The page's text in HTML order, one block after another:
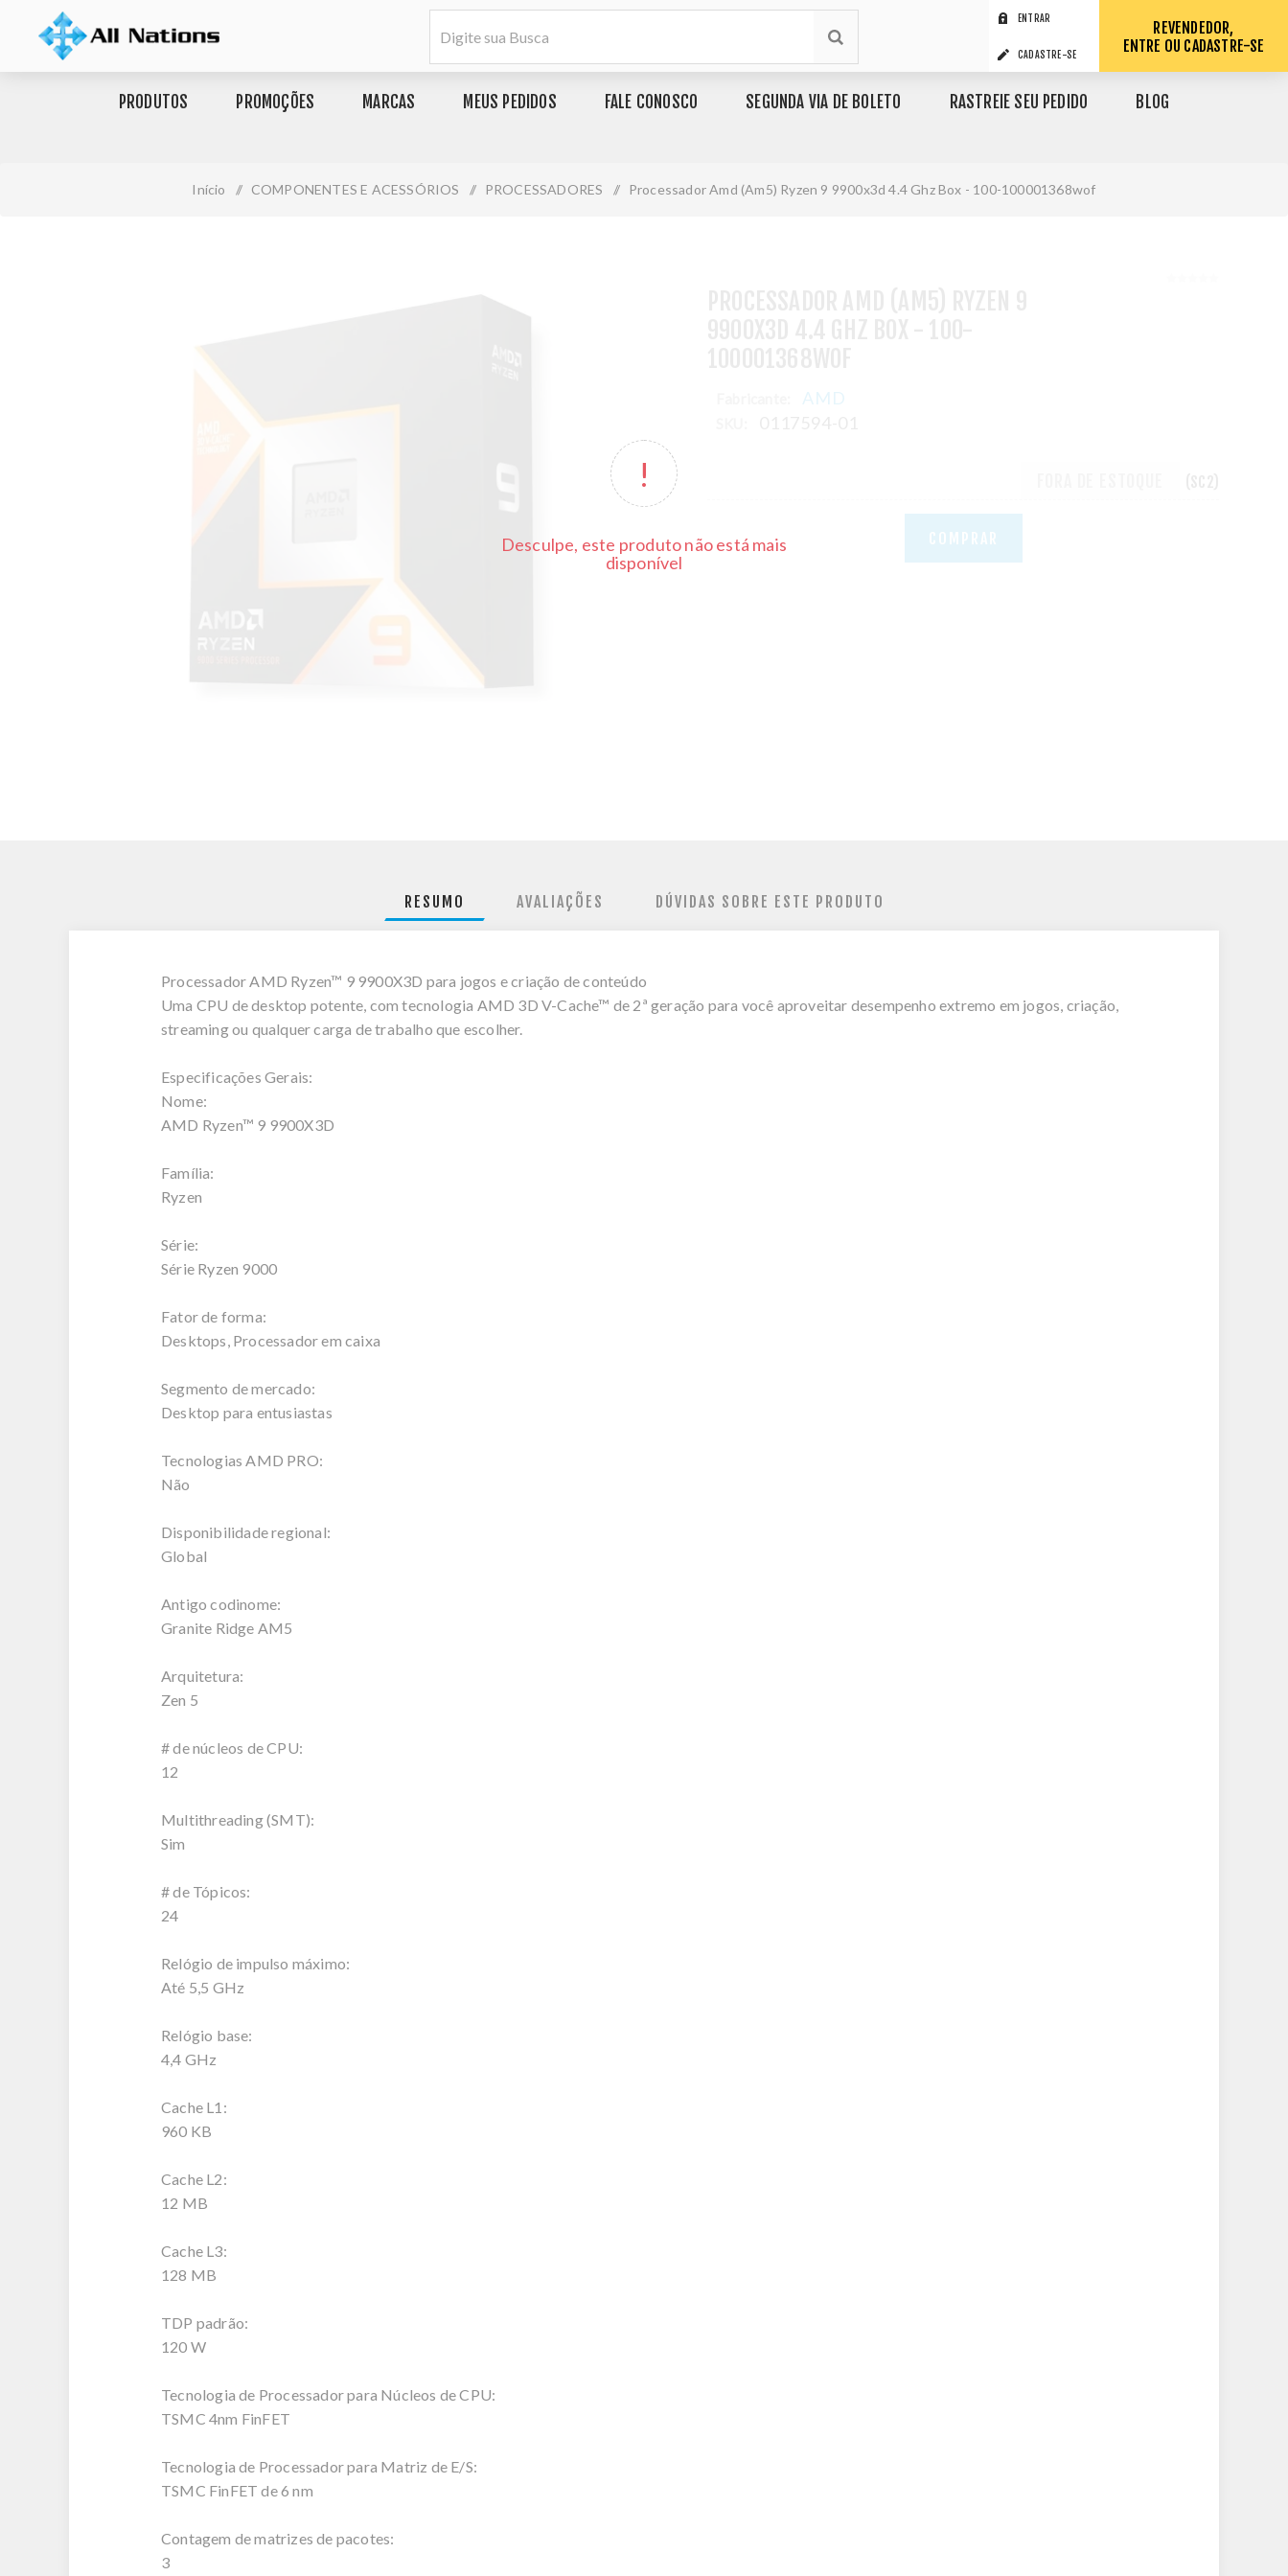
ENTRAR
CADASTRE-SE
REVENDEDOR,
ENTRE OU CADASTRE-SE
PRODUTOS PROMOÇÕES MARCAS MEUS PEDIDOS FALE CONOSCO SEGUNDA VIA DE BOLETO RASTREIE SEU PEDIDO BLOG
Início / COMPONENTES E ACESSÓRIOS / PROCESSADORES / Processador Amd (Am5) Ryzen 9 9900x3d 4.4 Ghz Box - 100-100001368wof
Desculpe, este produto não está mais
disponível
AMD
COMPRAR
RESUMO AVALIAÇÕES DÚVIDAS SOBRE ESTE PRODUTO
Processador AMD Ryzen™ 9 9900X3D para jogos e criação de conteúdo
Uma CPU de desktop potente, com tecnologia AMD 3D V-Cache™ de 2ª geração para você aproveitar desempenho extremo em jogos, criação,
streaming ou qualquer carga de trabalho que escolher.
Especificações Gerais:
Nome:
AMD Ryzen™ 9 9900X3D
Família:
Ryzen
Série:
Série Ryzen 9000
Fator de forma:
Desktops, Processador em caixa
Segmento de mercado:
Desktop para entusiastas
Tecnologias AMD PRO:
Não
Disponibilidade regional:
Global
Antigo codinome:
Granite Ridge AM5
Arquitetura:
Zen 5
# de núcleos de CPU:
12
Multithreading (SMT):
Sim
# de Tópicos:
24
Relógio de impulso máximo:
Até 5,5 GHz
Relógio base:
4,4 GHz
Cache L1:
960 KB
Cache L2:
12 MB
Cache L3:
128 MB
TDP padrão:
120 W
Tecnologia de Processador para Núcleos de CPU:
TSMC 4nm FinFET
Tecnologia de Processador para Matriz de E/S:
TSMC FinFET de 6 nm
Contagem de matrizes de pacotes:
3